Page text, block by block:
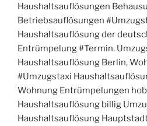
Haushaltsauflösungen
Betriebsauflösungen
Haushaltsauflösung der
Entrümpelung #Termin.
Haushaltsauflösung Berlin,
#Umzugstaxi
Wohnung Entrümpelungen
Haushaltsauflösung billig
Haushaltsauflösung